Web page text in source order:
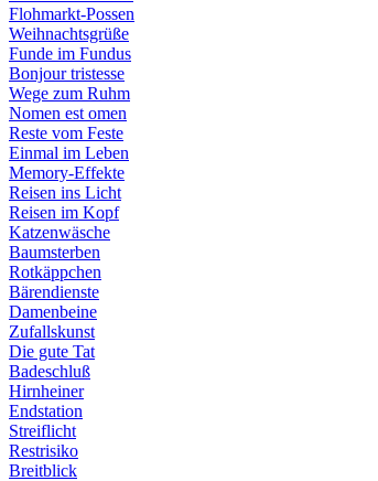
Flohmarkt-Possen
Weihnachtsgrüße
Funde im Fundus
Bonjour tristesse
Wege zum Ruhm
Nomen est omen
Reste vom Feste
Einmal im Leben
Memory-Effekte
Reisen ins Licht
Reisen im Kopf
Katzenwäsche
Baumsterben
Rotkäppchen
Bärendienste
Damenbeine
Zufallskunst
Die gute Tat
Badeschluß
Hirnheiner
Endstation
Streiflicht
Restrisiko
Breitblick